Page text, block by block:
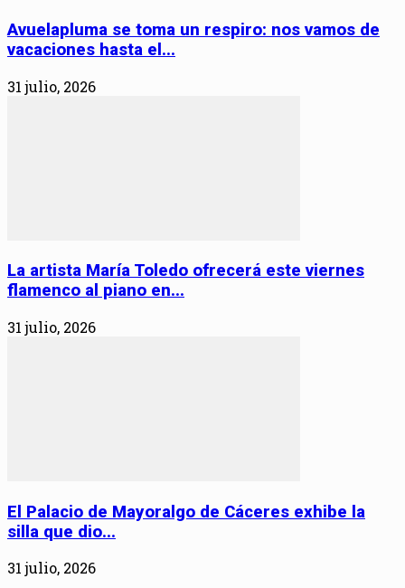
Avuelapluma se toma un respiro: nos vamos de
vacaciones hasta el...
31 julio, 2026
La artista María Toledo ofrecerá este viernes
flamenco al piano en...
31 julio, 2026
El Palacio de Mayoralgo de Cáceres exhibe la
silla que dio...
31 julio, 2026